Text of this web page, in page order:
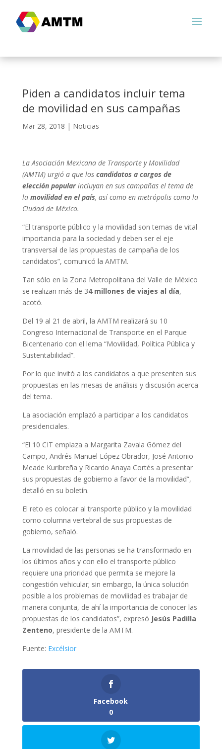
Piden a candidatos incluir tema
de movilidad en sus campañas
Mar 28, 2018 | Noticias
La Asociación Mexicana de Transporte y Movilidad
(AMTM) urgió a que los candidatos a cargos de
elección popularincluyan en sus campañas el tema de
la movilidad en el país, así como en metrópolis como la
Ciudad de México.
“El transporte público y la movilidad son temas de vital
importancia para la sociedad y deben ser el eje
transversal de las propuestas de campaña de los
candidatos”, comunicó la AMTM.
Tan sólo en la Zona Metropolitana del Valle de México
se realizan más de 34 millones de viajes al día,
acotó.
Del 19 al 21 de abril, la AMTM realizará su 10
Congreso Internacional de Transporte en el Parque
Bicentenario con el lema “Movilidad, Política Pública y
Sustentabilidad”.
Por lo que invitó a los candidatos a que presenten sus
propuestas en las mesas de análisis y discusión acerca
del tema.
La asociación emplazó a participar a los candidatos
presidenciales.
“El 10 CIT emplaza a Margarita Zavala Gómez del
Campo, Andrés Manuel López Obrador, José Antonio
Meade Kuribreña y Ricardo Anaya Cortés a presentar
sus propuestas de gobierno a favor de la movilidad”,
detalló en su boletín.
El reto es colocar al transporte público y la movilidad
como columna vertebral de sus propuestas de
gobierno, señaló.
La movilidad de las personas se ha transformado en
los últimos años y con ello el transporte público
requiere una prioridad que permita se mejore la
congestión vehicular; sin embargo, la única solución
posible a los problemas de movilidad es trabajar de
manera conjunta, de ahí la importancia de conocer las
propuestas de los candidatos”, expresó Jesús Padilla
Zenteno, presidente de la AMTM.
Fuente: Excélsior
Facebook
0